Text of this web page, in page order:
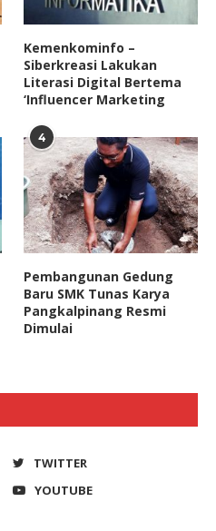
Kemenkominfo –
Siberkreasi Lakukan
Literasi Digital Bertema
‘Influencer Marketing
4
Pembangunan Gedung
Baru SMK Tunas Karya
Pangkalpinang Resmi
Dimulai
TWITTER
YOUTUBE